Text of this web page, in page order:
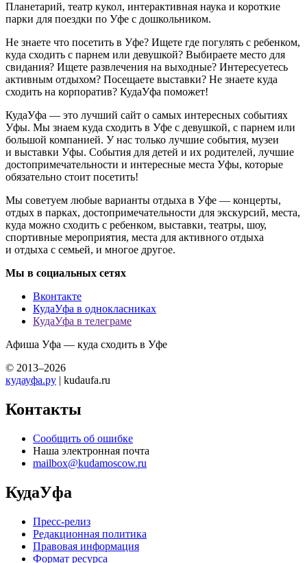
Планетарий, театр кукол, интерактивная наука и короткие
парки для поездки по Уфе с дошкольником.
Не знаете что посетить в Уфе? Ищете где погулять с ребенком,
куда сходить с парнем или девушкой? Выбираете место для
свидания? Ищете развлечения на выходные? Интересуетесь
активным отдыхом? Посещаете выставки? Не знаете куда
сходить на корпоратив? КудаУфа поможет!
КудаУфа — это лучший сайт о самых интересных событиях
Уфы. Мы знаем куда сходить в Уфе с девушкой, с парнем или
большой компанией. У нас только лучшие события, музеи
и выставки Уфы. События для детей и их родителей, лучшие
достопримечательности и интересные места Уфы, которые
обязательно стоит посетить!
Мы советуем любые варианты отдыха в Уфе — концерты,
отдых в парках, достопримечательности для экскурсий, места,
куда можно сходить с ребенком, выставки, театры, шоу,
спортивные мероприятия, места для активного отдыха
и отдыха с семьей, и многое другое.
Мы в социальных сетях
Вконтакте
КудаУфа в однокласниках
КудаУфа в телеграме
Афиша Уфа — куда сходить в Уфе
© 2013–2026
кудауфа.ру | kudaufa.ru
Контакты
Сообщить об ошибке
Наша электронная почта
mailbox@kudamoscow.ru
КудаУфа
Пресс-релиз
Редакционная политика
Правовая информация
Формат ресурса